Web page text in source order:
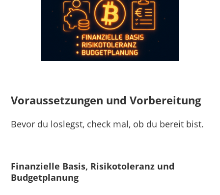
Voraussetzungen und Vorbereitung
Bevor du loslegst, check mal, ob du bereit bist.
Finanzielle Basis, Risikotoleranz und
Budgetplanung